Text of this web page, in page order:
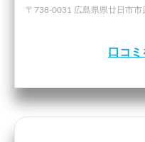
〒738-0031 広島県県廿日市市
口コ